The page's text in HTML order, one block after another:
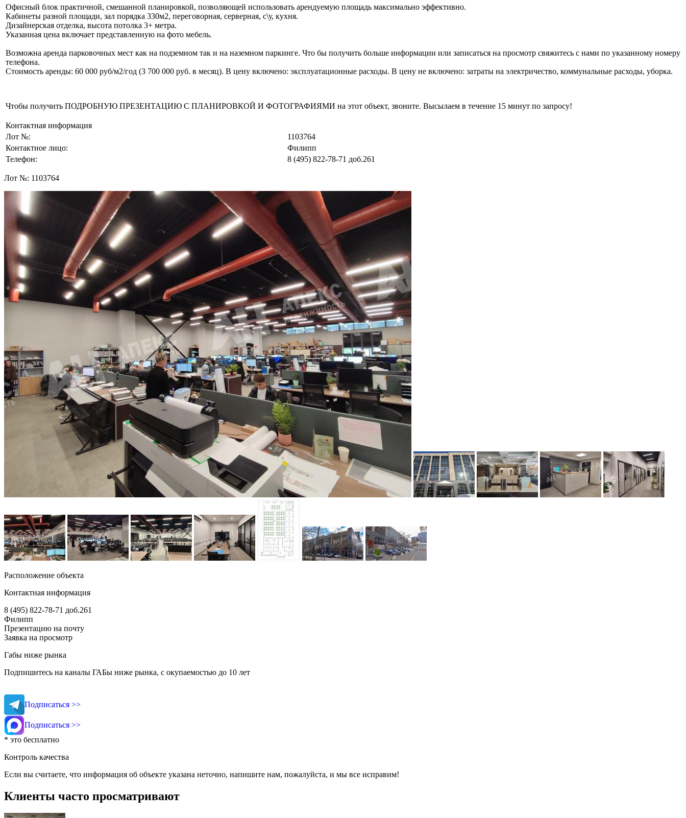
Офисный блок практичной, смешанной планировкой, позволяющей использовать арендуемую площадь максимально эффективно.
Кабинеты разной площади, зал порядка 330м2, переговорная, серверная, с\у, кухня.
Дизайнерская отделка, высота потолка 3+ метра.
Указанная цена включает представленную на фото мебель.
Возможна аренда парковочных мест как на подземном так и на наземном паркинге. Что бы получить больше информации или записаться на просмотр свяжитесь с нами по указанному номеру
телефона.
Стоимость аренды: 60 000 руб/м2/год (3 700 000 руб. в месяц). В цену включено: эксплуатационные расходы. В цену не включено: затраты на электричество, коммунальные расходы, уборка.
Чтобы получить ПОДРОБНУЮ ПРЕЗЕНТАЦИЮ С ПЛАНИРОВКОЙ И ФОТОГРАФИЯМИ на этот объект, звоните. Высылаем в течение 15 минут по запросу!
Контактная информация
Лот №:
1103764
Контактное лицо:
Филипп
Телефон:
8 (495) 822-78-71 доб.261
Лот №: 1103764
Расположение объекта
Контактная информация
8 (495) 822-78-71 доб.261
Филипп
Презентацию на почту
Заявка на просмотр
Габы ниже рынка
Подпишитесь на каналы ГАБы ниже рынка, с окупаемостью до 10 лет
Подписаться >>
Подписаться >>
* это бесплатно
Контроль качества
Если вы считаете, что информация об объекте указана неточно, напишите нам, пожалуйста, и мы все исправим!
Клиенты часто просматривают